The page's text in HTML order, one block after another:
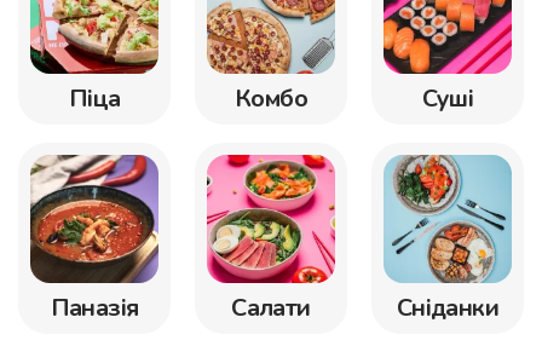
Піца Комбо Суші
Паназія Салати Сніданки